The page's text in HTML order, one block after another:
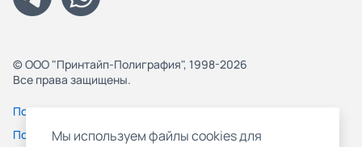
© ООО "Принтайп-Полиграфия", 1998-2026
Все права защищены.
Политика конфиденциальности
Пользовательское соглашение
Мы используем файлы cookies для